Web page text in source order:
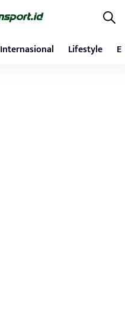
Internasional Lifestyle